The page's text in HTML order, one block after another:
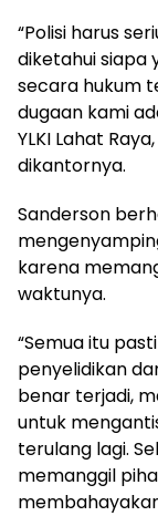
“Polisi harus
diketahui siapa
secara hukum
dugaan kami
YLKI Lahat
dikantornya.
Sanderson
karena
waktunya.
“Semua itu
penyelidikan
benar terjadi,
untuk
terulang lagi.
memanggil